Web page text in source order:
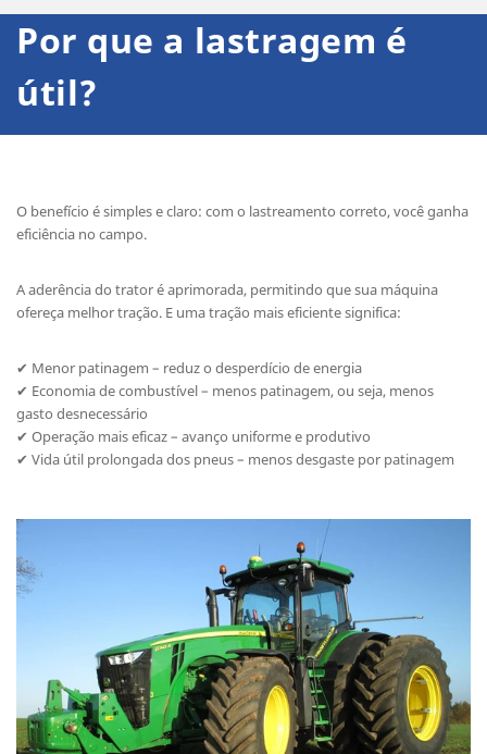
Por que a lastragem é
útil?
O benefício é simples e claro: com o lastreamento correto, você ganha
eficiência no campo.
A aderência do trator é aprimorada, permitindo que sua máquina
ofereça melhor tração. E uma tração mais eficiente significa:
✔ Menor patinagem – reduz o desperdício de energia
✔ Economia de combustível – menos patinagem, ou seja, menos
gasto desnecessário
✔ Operação mais eficaz – avanço uniforme e produtivo
✔ Vida útil prolongada dos pneus – menos desgaste por patinagem